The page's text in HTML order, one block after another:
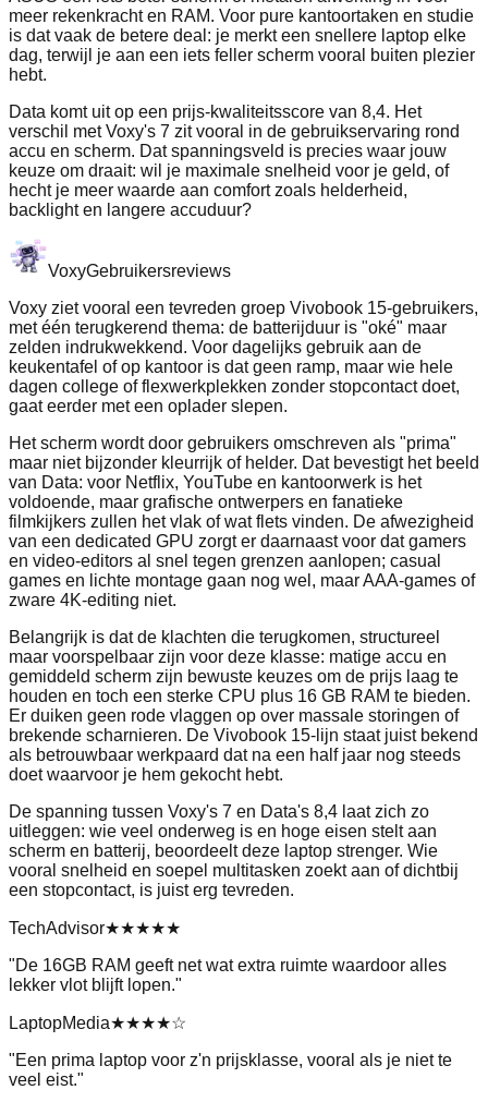
meer rekenkracht en RAM. Voor pure kantoortaken en studie
is dat vaak de betere deal: je merkt een snellere laptop elke
dag, terwijl je aan een iets feller scherm vooral buiten plezier
hebt.
Data komt uit op een prijs-kwaliteitsscore van 8,4. Het
verschil met Voxy's 7 zit vooral in de gebruikservaring rond
accu en scherm. Dat spanningsveld is precies waar jouw
keuze om draait: wil je maximale snelheid voor je geld, of
hecht je meer waarde aan comfort zoals helderheid,
backlight en langere accuduur?
VoxyGebruikersreviews
Voxy ziet vooral een tevreden groep Vivobook 15-gebruikers,
met één terugkerend thema: de batterijduur is "oké" maar
zelden indrukwekkend. Voor dagelijks gebruik aan de
keukentafel of op kantoor is dat geen ramp, maar wie hele
dagen college of flexwerkplekken zonder stopcontact doet,
gaat eerder met een oplader slepen.
Het scherm wordt door gebruikers omschreven als "prima"
maar niet bijzonder kleurrijk of helder. Dat bevestigt het beeld
van Data: voor Netflix, YouTube en kantoorwerk is het
voldoende, maar grafische ontwerpers en fanatieke
filmkijkers zullen het vlak of wat flets vinden. De afwezigheid
van een dedicated GPU zorgt er daarnaast voor dat gamers
en video-editors al snel tegen grenzen aanlopen; casual
games en lichte montage gaan nog wel, maar AAA-games of
zware 4K-editing niet.
Belangrijk is dat de klachten die terugkomen, structureel
maar voorspelbaar zijn voor deze klasse: matige accu en
gemiddeld scherm zijn bewuste keuzes om de prijs laag te
houden en toch een sterke CPU plus 16 GB RAM te bieden.
Er duiken geen rode vlaggen op over massale storingen of
brekende scharnieren. De Vivobook 15-lijn staat juist bekend
als betrouwbaar werkpaard dat na een half jaar nog steeds
doet waarvoor je hem gekocht hebt.
De spanning tussen Voxy's 7 en Data's 8,4 laat zich zo
uitleggen: wie veel onderweg is en hoge eisen stelt aan
scherm en batterij, beoordeelt deze laptop strenger. Wie
vooral snelheid en soepel multitasken zoekt aan of dichtbij
een stopcontact, is juist erg tevreden.
TechAdvisor★★★★★
"De 16GB RAM geeft net wat extra ruimte waardoor alles
lekker vlot blijft lopen."
LaptopMedia★★★★☆
"Een prima laptop voor z'n prijsklasse, vooral als je niet te
veel eist."